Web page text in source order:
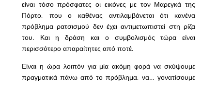
είναι τόσο πρόσφατες οι εικόνες με τον Μαρεγκά της
Πόρτο, που ο καθένας αντιλαμβάνεται ότι κανένα
πρόβλημα ρατσισμού δεν έχει αντιμετωπιστεί στη ρίζα
του. Και η δράση και ο συμβολισμός τώρα είναι
περισσότερο απαραίτητες από ποτέ.
Είναι η ώρα λοιπόν για μία ακόμη φορά να σκύψουμε
πραγματικά πάνω από το πρόβλημα, να… γονατίσουμε